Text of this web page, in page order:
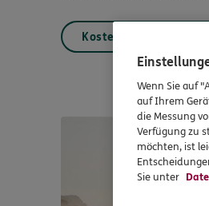
Kostenloses &
Wenn Sie auf
auf Ihrem
die Messung
Verfügung zu
möchten, ist
Sie unter